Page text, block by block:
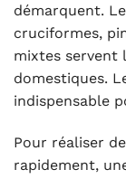
démarquent.
cruciformes,
mixtes servent
domestiques.
indispensable
Pour réaliser
rapidement,